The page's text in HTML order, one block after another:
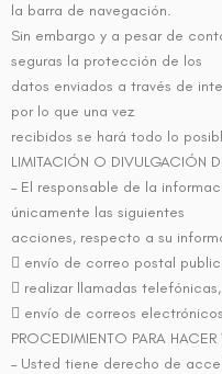
la barra de navegación.
Sin embargo y a pesar de
seguras la protección de los
datos enviados a través de
por lo que una vez
recibidos se hará todo lo
LIMITACIÓN O DIVULGACIÓN
– El responsable de la
únicamente las siguientes
acciones, respecto a su
 envío de correo postal
 realizar llamadas telefónicas,
 envío de correos electrónicos
PROCEDIMIENTO PARA
– Usted tiene derecho de